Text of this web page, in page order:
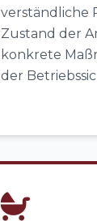
verständliche
Zustand der
konkrete
der